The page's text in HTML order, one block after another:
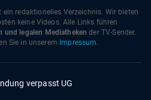
ein redaktionelles Verzeichnis. Wir bieten
keine Videos. Alle Links führen
und legalen Mediatheken der TV-Sender.
Sie in unserem Impressum.
verpasst UG